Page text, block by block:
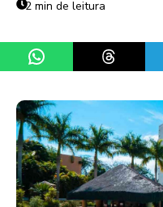
2 min de leitura
Share on WhatsApp
Share on